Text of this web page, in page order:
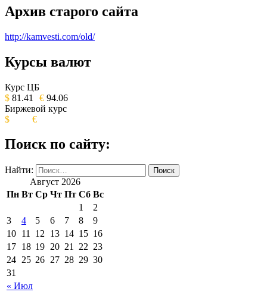
Архив старого сайта
http://kamvesti.com/old/
ОБЩЕСТВЕННО-ПОЛИТИЧЕСКОЕ
ИЗДАНИЕ КАМЧАТСКОГО КРАЯ.
Курсы валют
Курс ЦБ
$ 81.41 € 94.06
Биржевой курс
$
€
Поиск по сайту:
Найти:
Август 2026
Пн Вт Ср Чт Пт Сб Вс
« Июл
1
2
3
4 5 6 7 8
9
10 11 12 13 14 15 16
17 18 19 20 21 22 23
24 25 26 27 28 29 30
31